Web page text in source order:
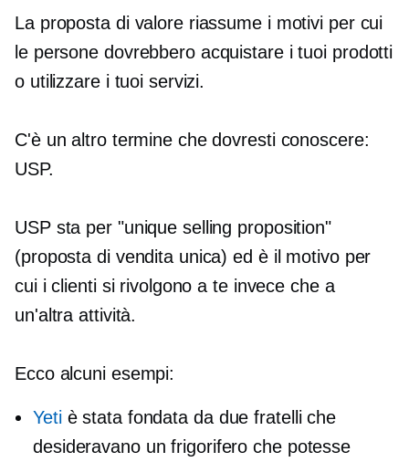
La proposta di valore riassume i motivi per cui
le persone dovrebbero acquistare i tuoi prodotti
o utilizzare i tuoi servizi.
C'è un altro termine che dovresti conoscere:
USP.
USP sta per "unique selling proposition"
(proposta di vendita unica) ed è il motivo per
cui i clienti si rivolgono a te invece che a
un'altra attività.
Ecco alcuni esempi:
Yetiè stata fondata da due fratelli che
desideravano un frigorifero che potesse